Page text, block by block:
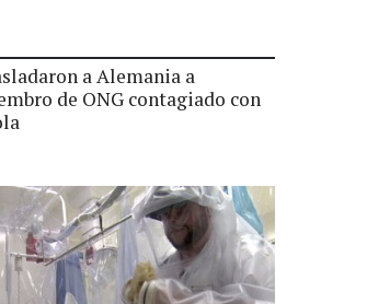
a Alemania a
de ONG contagiado con